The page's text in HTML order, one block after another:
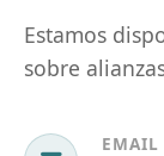
Estamos
sobre
EMAIL